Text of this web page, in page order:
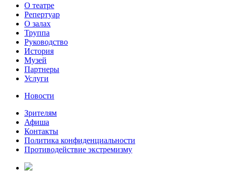
О театре
Репертуар
О залах
Труппа
Руководство
История
Музей
Партнеры
Услуги
Новости
Зрителям
Афиша
Контакты
Политика конфиденциальности
Противодействие экстремизму